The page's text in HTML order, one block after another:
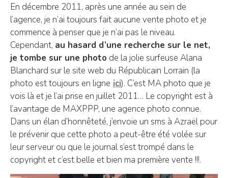
En décembre 2011, après une année au sein de
l’agence, je n’ai toujours fait aucune vente photo et je
commence à penser que je n’ai pas le niveau.
Cependant, au hasard d’une recherche sur le net,
je tombe sur une photo de la jolie surfeuse Alana
Blanchard sur le site web du Républicain Lorrain (la
photo est toujours en ligne ici). C’est MA photo que je
vois là et je l’ai prise en juillet 2011… Le copyright est à
l’avantage de MAXPPP, une agence photo connue.
Dans un élan d’honnêteté, j’envoie un sms à Azraël pour
le prévenir que cette photo a peut-être été volée sur
leur serveur ou que le journal s’est trompé dans le
copyright et c’est belle et bien ma première vente !!!.